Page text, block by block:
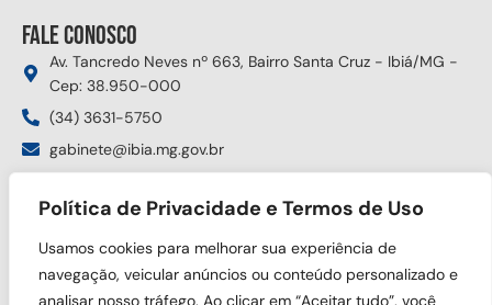
Política de Privacidade e Termos de Uso
Usamos cookies para melhorar sua experiência de
navegação, veicular anúncios ou conteúdo personalizado e
analisar nosso tráfego. Ao clicar em “Aceitar tudo”, você
Fale conosco
Av. Tancredo Neves nº 663, Bairro Santa Cruz - Ibiá/MG -
Cep: 38.950-000
(34) 3631-5750
gabinete@ibia.mg.gov.br